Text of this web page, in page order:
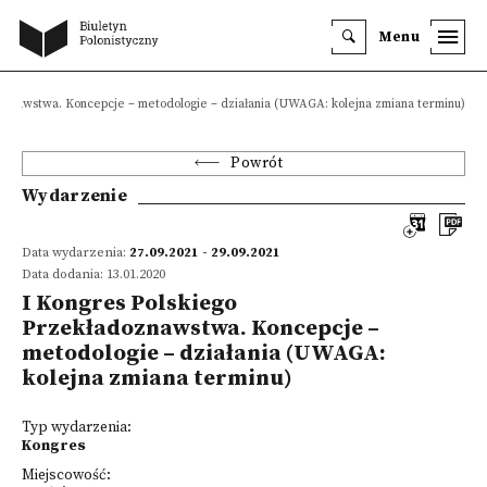
Menu
Koncepcje – metodologie – działania (UWAGA: kolejna zmiana terminu)
Powrót
Wydarzenie
Data wydarzenia: 27.09.2021 - 29.09.2021
Data dodania: 13.01.2020
I Kongres Polskiego
Przekładoznawstwa. Koncepcje –
metodologie – działania (UWAGA:
kolejna zmiana terminu)
Typ wydarzenia:
Kongres
Miejscowość: